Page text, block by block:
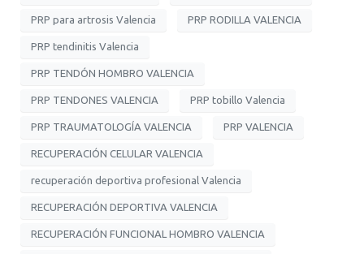
PRP para artrosis Valencia PRP RODILLA VALENCIA
PRP tendinitis Valencia
PRP TENDÓN HOMBRO VALENCIA
PRP TENDONES VALENCIA PRP tobillo Valencia
PRP TRAUMATOLOGÍA VALENCIA PRP VALENCIA
RECUPERACIÓN CELULAR VALENCIA
recuperación deportiva profesional Valencia
RECUPERACIÓN DEPORTIVA VALENCIA
RECUPERACIÓN FUNCIONAL HOMBRO VALENCIA